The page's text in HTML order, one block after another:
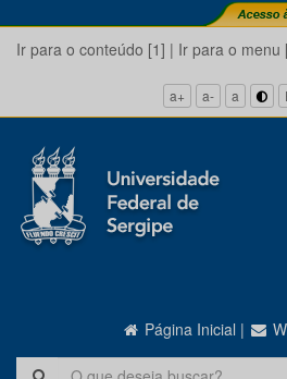
Ir para o conteúdo [1] | Ir para o menu
a+ a- a
Página Inicial |